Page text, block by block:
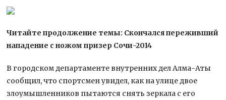
Читайте продолжение темы: Скончался переживший
нападение с ножом призер Сочи-2014
В городском департаменте внутренних дел Алма-Аты
сообщил, что спортсмен увидел, как на улице двое
злоумышленников пытаются снять зеркала с его